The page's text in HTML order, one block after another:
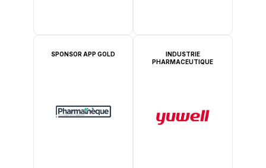
SPONSOR APP GOLD
INDUSTRIE
PHARMACEUTIQUE